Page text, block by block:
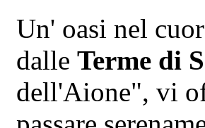
Un' oasi nel
dalle Terme di
dell'Aione", vi